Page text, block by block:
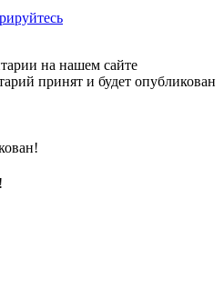
на нашем сайте
принят и будет опубликован